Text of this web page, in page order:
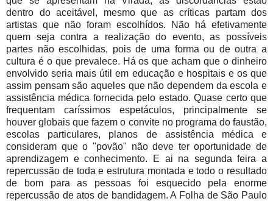
dentro do aceitável, mesmo que as críticas partam dos
artistas que não foram escolhídos. Não há efetivamente
quem seja contra a realização do evento, as possíveis
partes não escolhidas, pois de uma forma ou de outra a
cultura é o que prevalece. Há os que acham que o dinheiro
envolvido seria mais útil em educação e hospitais e os que
assim pensam são aqueles que não dependem da escola e
assistência médica fornecida pelo estado. Quase certo que
frequentam caríssimos espetáculos, principalmente se
houver globais que fazem o convite no programa do faustão,
escolas particulares, planos de assistência médica e
consideram que o "povão" não deve ter oportunidade de
aprendizagem e conhecimento. E ai na segunda feira a
repercussão de toda e estrutura montada e todo o resultado
de bom para as pessoas foi esquecido pela enorme
repercussão de atos de bandidagem. A Folha de São Paulo